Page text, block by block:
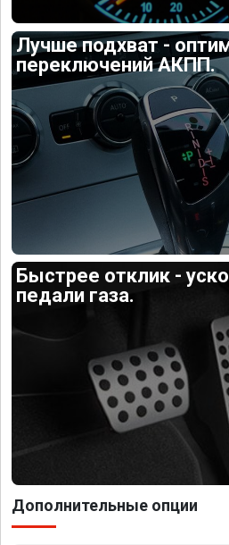
Лучше подхват -
переключений АКПП.
Быстрее отклик -
педали газа.
Дополнительные опции